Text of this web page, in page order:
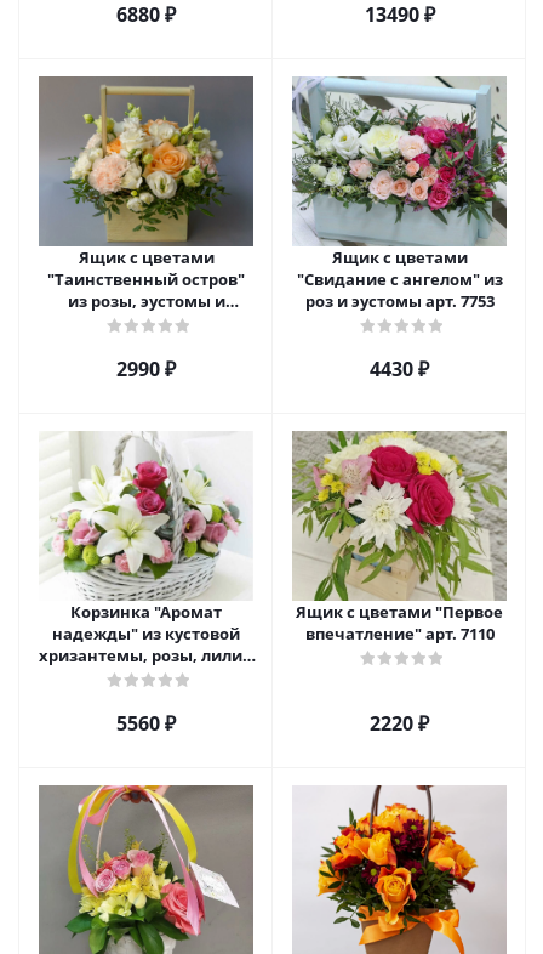
6880 ₽ 13490 ₽
Ящик с цветами
"Таинственный остров"
из розы, эустомы и
диантуса арт. 7754
2990 ₽
Ящик с цветами
"Свидание с ангелом" из
роз и эустомы арт. 7753
4430 ₽
Корзинка "Аромат
надежды" из кустовой
хризантемы, розы, лилий
и эустомы. арт. 7751
5560 ₽
Ящик с цветами "Первое
впечатление" арт. 7110
2220 ₽